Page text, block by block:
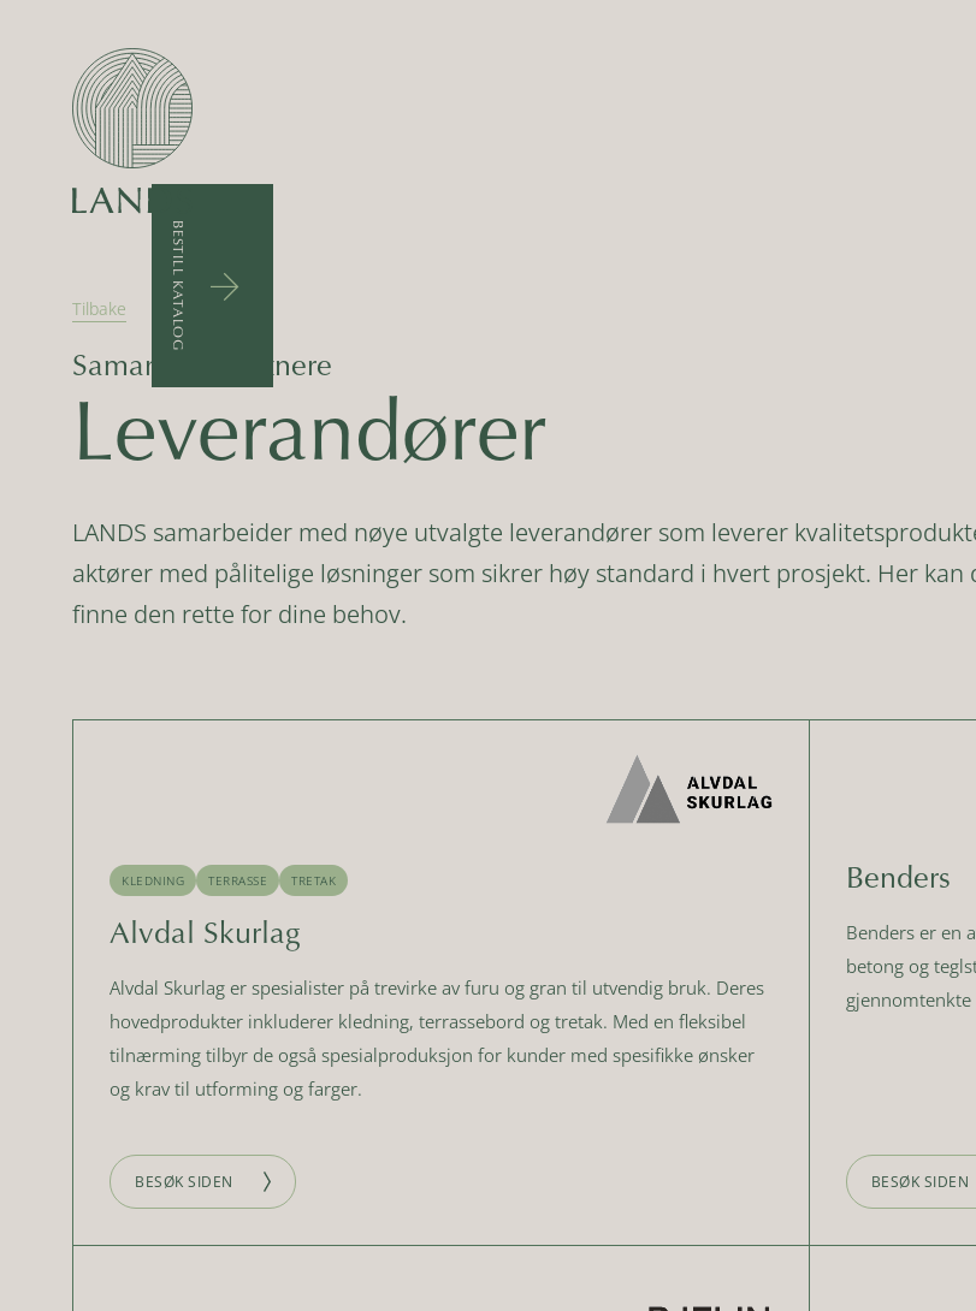
arrow_upward
BESTILL KATALOG
Tilbake
Samarbeidspartnere
Leverandører
LANDS samarbeider med nøye utvalgte leverandører som leverer
aktører med pålitelige løsninger som sikrer høy standard i hvert prosjekt. Her
finne den rette for dine behov.
KLEDNING TERRASSE TRETAK
Alvdal Skurlag
Alvdal Skurlag er spesialister på trevirke av furu og gran til utvendig bruk. Deres
hovedprodukter inkluderer kledning, terrassebord og tretak. Med en fleksibel
tilnærming tilbyr de også spesialproduksjon for kunder med spesifikke ønsker
og krav til utforming og farger.
BESØK SIDEN
Benders
Benders er en
betong og
gjennomtenkte
BESØK SIDEN